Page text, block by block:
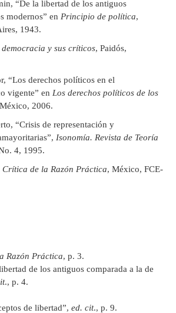
“De la libertad de los antiguos
modernos” en Principio de política,
1943.
democracia y sus críticos, Paidós,
“Los derechos políticos en el
vigente” en Los derechos políticos de los
2006.
“Crisis de representación y
Isonomía. Revista de Teoría
4, 1995.
Crítica de la Razón Práctica, México, FCE-
Razón Práctica, p. 3.
de los antiguos comparada a la de
., p. 4.
de libertad”, ed. cit., p. 9.